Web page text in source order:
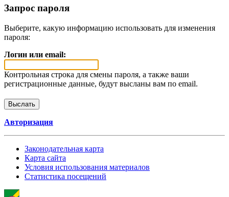
Запрос пароля
Выберите, какую информацию использовать для изменения
пароля:
Логин или email:
Контрольная строка для смены пароля, а также ваши
регистрационные данные, будут высланы вам по email.
Авторизация
Законодательная карта
Карта сайта
Условия использования материалов
Статистика посещений